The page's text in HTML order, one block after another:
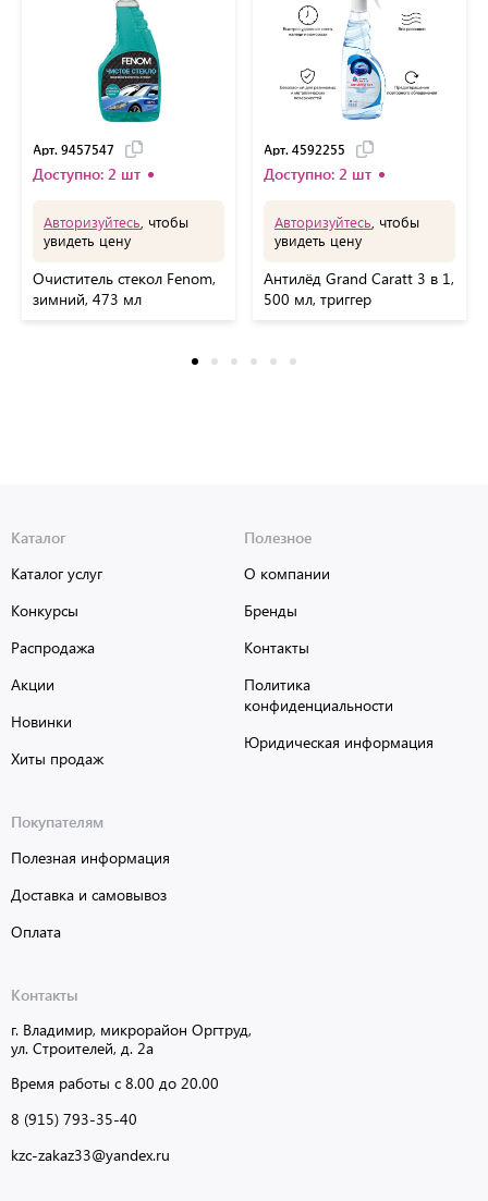
Арт. 9457547
Доступно: 2 шт
Авторизуйтесь , чтобы
увидеть цену
Очиститель стекол Fenom,
зимний, 473 мл
Арт. 4592255
Доступно: 2 шт
Авторизуйтесь , чтобы
увидеть цену
Антилёд Grand Caratt 3 в 1,
500 мл, триггер
Каталог
Каталог услуг
Конкурсы
Распродажа
Акции
Новинки
Хиты продаж
Полезное
О компании
Бренды
Контакты
Политика
конфиденциальности
Юридическая информация
Покупателям
Полезная информация
Доставка и самовывоз
Оплата
Контакты
г. Владимир, микрорайон Оргтруд,
ул. Строителей, д. 2а
Время работы с 8.00 до 20.00
8 (915) 793-35-40
kzc-zakaz33@yandex.ru